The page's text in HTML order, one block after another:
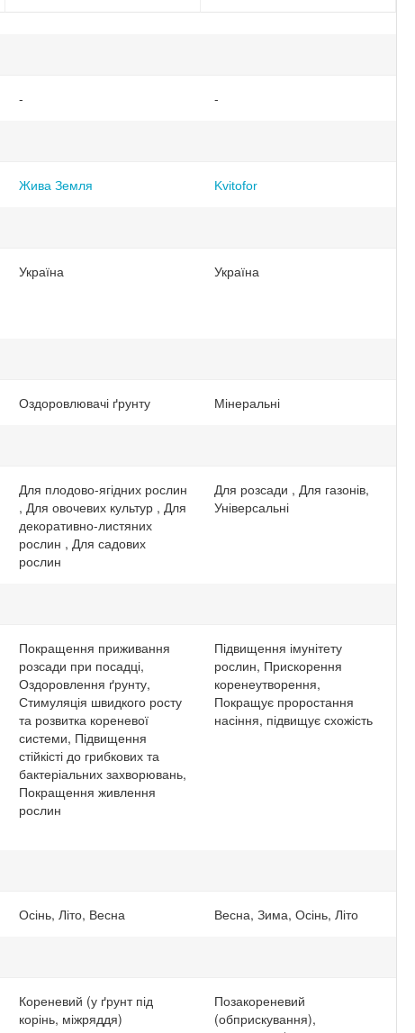
- -
Жива Земля Kvitofor
Україна Україна
Оздоровлювачі ґрунту Мінеральні
Для плодово-ягідних рослин
, Для овочевих культур , Для
декоративно-листяних
рослин , Для садових
рослин
Для розсади , Для газонів,
Універсальні
Покращення приживання
розсади при посадці,
Оздоровлення ґрунту,
Стимуляція швидкого росту
та розвитка кореневої
системи, Підвищення
стійкісті до грибкових та
бактеріальних захворювань,
Покращення живлення
рослин
Підвищення імунітету
рослин, Прискорення
коренеутворення,
Покращує проростання
насіння, підвищує схожість
Осінь, Літо, Весна Весна, Зима, Осінь, Літо
Кореневий (у ґрунт під
корінь, міжряддя)
Позакореневий
(обприскування),